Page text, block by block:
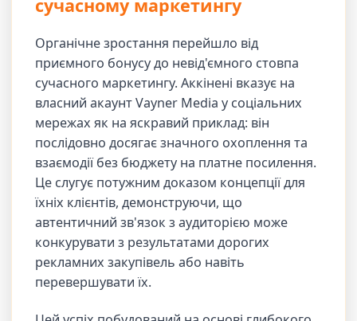
сучасному маркетингу
Органічне зростання перейшло від
приємного бонусу до невід'ємного стовпа
сучасного маркетингу. Аккінені вказує на
власний акаунт Vayner Media у соціальних
мережах як на яскравий приклад: він
послідовно досягає значного охоплення та
взаємодії без бюджету на платне посилення.
Це слугує потужним доказом концепції для
їхніх клієнтів, демонструючи, що
автентичний зв'язок з аудиторією може
конкурувати з результатами дорогих
рекламних закупівель або навіть
перевершувати їх.